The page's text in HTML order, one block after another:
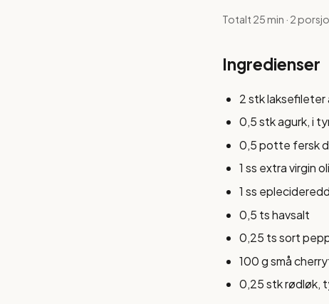
Totalt 25 min · 2
Ingredienser
2 stk laksefileter
0,5 stk agurk, i
0,5 potte fersk
1 ss extra virgin
1 ss
0,5 ts havsalt
0,25 ts sort
100 g små
0,25 stk rødløk,